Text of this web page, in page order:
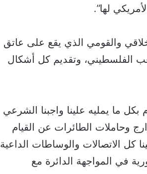
لها”.
والقومي الذي يقع على عاتق
الفلسطيني، وتقديم كل أشكال
ما يمليه علينا واجبنا الشرعي
وحاملات الطائرات عن القيام
كل الاتصالات والوساطات الداعية
في المواجهة الدائرة مع